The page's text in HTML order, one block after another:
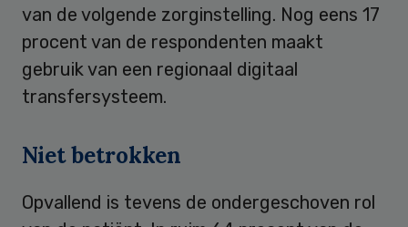
van de volgende zorginstelling. Nog eens 17
procent van de respondenten maakt
gebruik van een regionaal digitaal
transfersysteem.
Niet betrokken
Opvallend is tevens de ondergeschoven rol